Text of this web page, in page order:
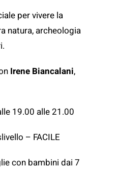
per vivere la
natura, archeologia
Irene Biancalani,
19.00 alle 21.00
– FACILE
con bambini dai 7